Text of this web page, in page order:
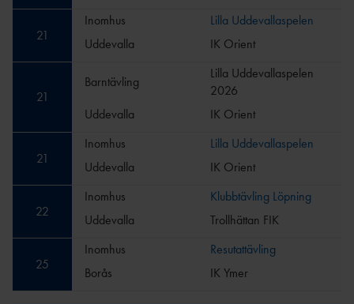
21
Inomhus
Lilla Uddevallaspelen
Uddevalla
IK Orient
21
Barntävling
Lilla Uddevallaspelen
2026
Uddevalla
IK Orient
21
Inomhus
Lilla Uddevallaspelen
Uddevalla
IK Orient
22
Inomhus
Klubbtävling Löpning
Uddevalla
Trollhättan FIK
25
Inomhus
Resutattävling
Borås
IK Ymer